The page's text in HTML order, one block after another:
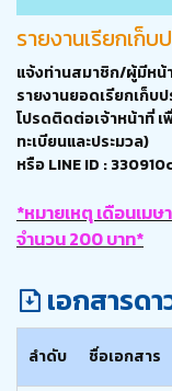
รายงานเรียกเก็บ
แจ้งท่านสมาชิก/ผู้มีห
รายงานยอดเรียกเก็บ
โปรดติดต่อเจ้าหน้าที่
ทะเบียนและประมวล)
หรือ LINE ID :
*หมายเหตุ เดือนเมษ
จำนวน 200 บาท*
เอกสารด
ลำดับ ชื่อเอกสาร